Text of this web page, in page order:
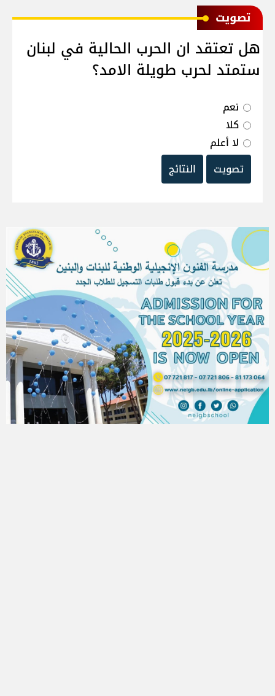
ﺗﺼﻮﻳﺖ
هل تعتقد ان الحرب الحالية في لبنان
ستمتد لحرب طويلة الامد؟
نعم
كلا
لا أعلم
تصويت
النتائج